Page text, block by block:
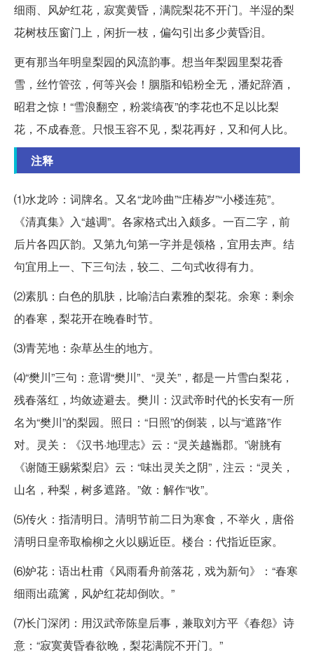
细雨、风妒红花，寂寞黄昏，满院梨花不开门。半湿的梨
花树枝压窗门上，闲折一枝，偏勾引出多少黄昏泪。
更有那当年明皇梨园的风流韵事。想当年梨园里梨花香
雪，丝竹管弦，何等兴会！胭脂和铅粉全无，潘妃辞酒，
昭君之惊！“雪浪翻空，粉裳缟夜”的李花也不足以比梨
花，不成春意。只恨玉容不见，梨花再好，又和何人比。
注释
⑴水龙吟：词牌名。又名“龙吟曲”“庄椿岁”“小楼连苑”。
《清真集》入“越调”。各家格式出入颇多。一百二字，前
后片各四仄韵。又第九句第一字并是领格，宜用去声。结
句宜用上一、下三句法，较二、二句式收得有力。
⑵素肌：白色的肌肤，比喻洁白素雅的梨花。余寒：剩余
的春寒，梨花开在晚春时节。
⑶青芜地：杂草丛生的地方。
⑷“樊川”三句：意谓“樊川”、“灵关”，都是一片雪白梨花，
残春落红，均敛迹避去。樊川：汉武帝时代的长安有一所
名为“樊川”的梨园。照日：“日照”的倒装，以与“遮路”作
对。灵关：《汉书·地理志》云：“灵关越巂郡。”谢朓有
《谢随王赐紫梨启》云：“味出灵关之阴”，注云：“灵关，
山名，种梨，树多遮路。”敛：解作“收”。
⑸传火：指清明日。清明节前二日为寒食，不举火，唐俗
清明日皇帝取榆柳之火以赐近臣。楼台：代指近臣家。
⑹妒花：语出杜甫《风雨看舟前落花，戏为新句》：“春寒
细雨出疏篱，风妒红花却倒吹。”
⑺长门深闭：用汉武帝陈皇后事，兼取刘方平《春怨》诗
意：“寂寞黄昏春欲晚，梨花满院不开门。”